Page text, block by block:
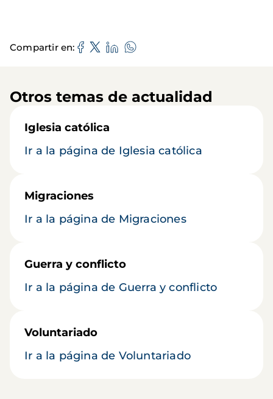
Compartir en
Otros temas de actualidad
Iglesia católica
Ir a la página de Iglesia católica
Migraciones
Ir a la página de Migraciones
Guerra y conflicto
Ir a la página de Guerra y conflicto
Voluntariado
Ir a la página de Voluntariado